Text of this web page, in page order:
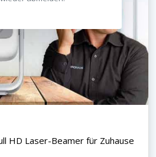
HD Laser-Beamer für Zuhause